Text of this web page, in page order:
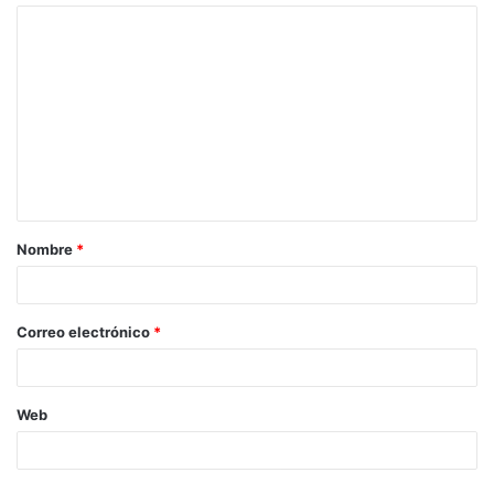
Nombre *
Correo electrónico *
Web